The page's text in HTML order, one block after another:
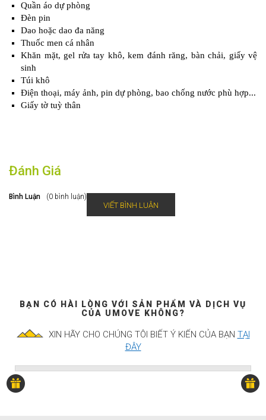
Quần áo dự phòng
Đèn pin
Dao hoặc dao đa năng
Thuốc men cá nhân
Khăn mặt, gel rửa tay khô, kem đánh răng, bàn chải, giấy vệ
sinh
Túi khô
Điện thoại, máy ảnh, pin dự phòng, bao chống nước phù hợp...
Giấy tờ tuỳ thân
Đánh Giá
Bình Luận (0 bình luận)
VIẾT BÌNH LUẬN
BẠN CÓ HÀI LÒNG VỚI SẢN PHẨM VÀ DỊCH VỤ
CỦA UMOVE KHÔNG?
XIN HÃY CHO CHÚNG TÔI BIẾT Ý KIẾN CỦA BẠN TẠI
ĐÂY